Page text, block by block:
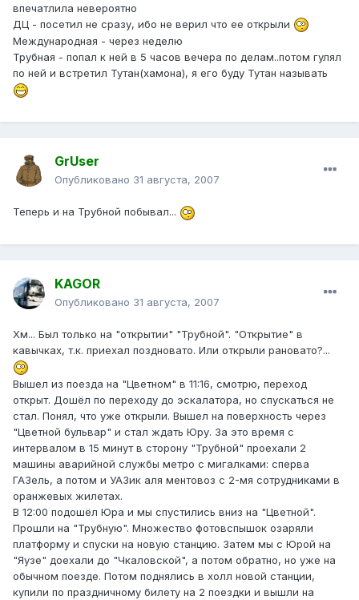
впечатлила невероятно
ДЦ - посетил не сразу, ибо не верил что ее открыли
Международная - через неделю
Трубная - попал к ней в 5 часов вечера по делам..потом гулял
по ней и встретил Тутан(хамона), я его буду Тутан называть
GrUser
Опубликовано 31 августа, 2007
Теперь и на Трубной побывал...
KAGOR
Опубликовано 31 августа, 2007
Хм... Был только на "открытии" "Трубной". "Открытие" в
кавычках, т.к. приехал поздновато. Или открыли рановато?...
Вышел из поезда на "Цветном" в 11:16, смотрю, переход
открыт. Дошёл по переходу до эскалатора, но спускаться не
стал. Понял, что уже открыли. Вышел на поверхность через
"Цветной бульвар" и стал ждать Юру. За это время с
интервалом в 15 минут в сторону "Трубной" проехали 2
машины аварийной службы метро с мигалками: сперва
ГАЗель, а потом и УАЗик аля ментовоз с 2-мя сотрудниками в
оранжевых жилетах.
В 12:00 подошёл Юра и мы спустились вниз на "Цветной".
Прошли на "Трубную". Множество фотовспышок озаряли
платформу и спуски на новую станцию. Затем мы с Юрой на
"Яузе" доехали до "Чкаловской", а потом обратно, но уже на
обычном поезде. Потом поднялись в холл новой станции,
купили по праздничному билету на 2 поездки и вышли на